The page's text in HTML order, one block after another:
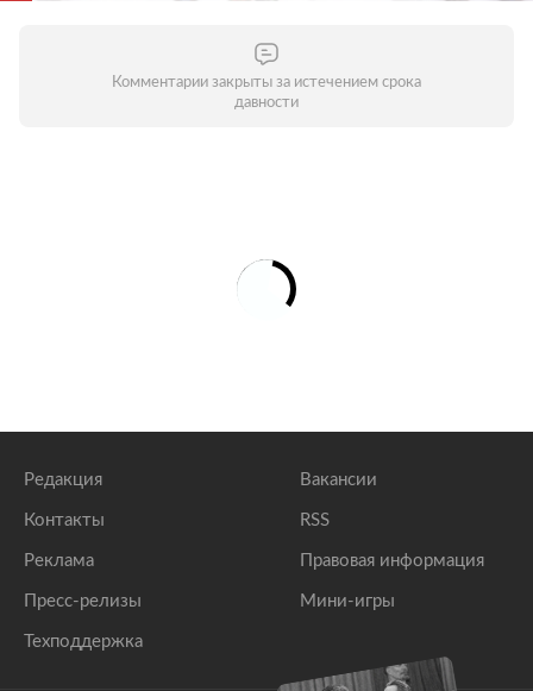
Комментарии закрыты за истечением срока
давности
Редакция
Контакты
Реклама
Пресс-релизы
Техподдержка
Вакансии
RSS
Правовая информация
Мини-игры